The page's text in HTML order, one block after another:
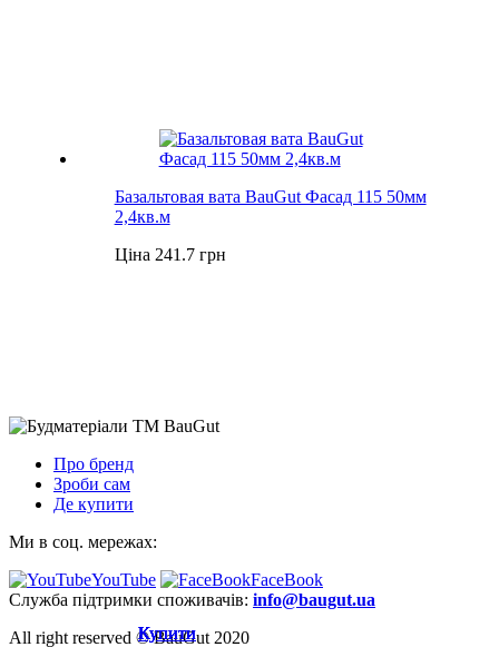
Купити
Купити
Купити
Купити
Купити
Базальтовая вата BauGut Фасад 115 50мм
2,4кв.м
Ціна 241.7 грн
Купити
Про бренд
Зроби сам
Де купити
Ми в соц. мережах:
YouTube
FaceBook
Служба підтримки споживачів: info@baugut.ua
All right reserved © BauGut 2020